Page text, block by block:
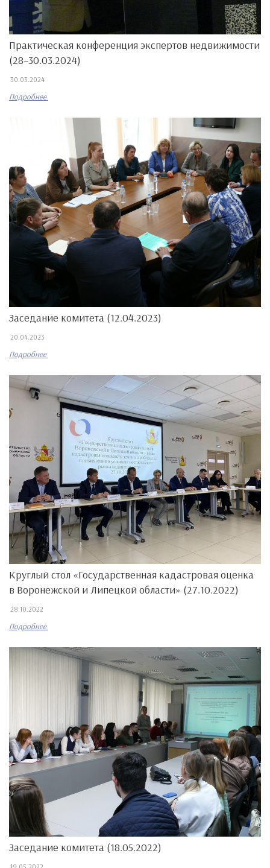
Практическая конференция экспертов недвижимости
(28–30.03.2024)
30.03.2024
Подробнее
Заседание комитета (12.04.2023)
20.04.2023
Подробнее
Круглый стол «Государственная кадастровая оценка
в Воронежской и Липецкой области» (27.10.2022)
28.10.2022
Подробнее
Заседание комитета (18.05.2022)
19.05.2022